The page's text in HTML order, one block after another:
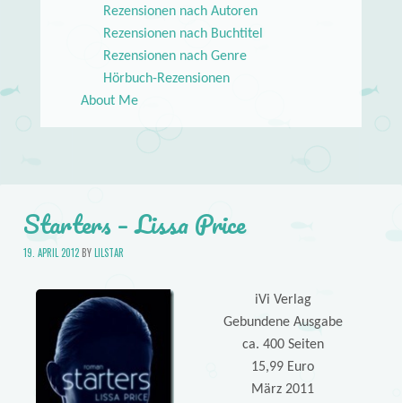
Rezensionen nach Autoren
Rezensionen nach Buchtitel
Rezensionen nach Genre
Hörbuch-Rezensionen
About Me
Starters – Lissa Price
19. APRIL 2012BYLILSTAR
iVi Verlag
Gebundene Ausgabe
ca. 400 Seiten
15,99 Euro
März 2011